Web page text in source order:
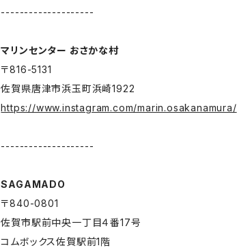
--------------------
マリンセンター おさかな村
〒816-5131
佐賀県唐津市浜玉町浜崎1922
https://www.instagram.com/marin.osakanamura/
--------------------
SAGAMADO
〒840-0801
佐賀市駅前中央一丁目４番17号
コムボックス佐賀駅前1階